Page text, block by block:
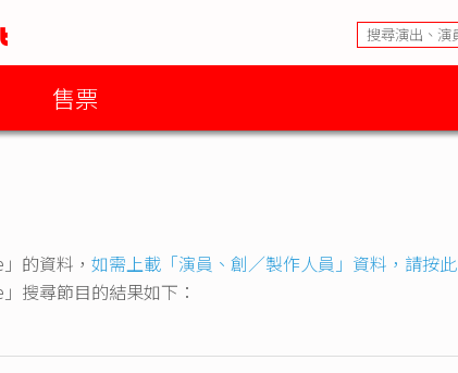
售票
的資料， 如需上載「演員、創／製作人員」資料，請按此
搜尋節目的結果如下：